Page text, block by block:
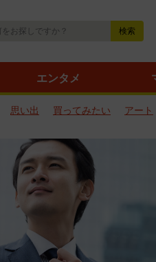
エンタメ
思い出 買ってみたい アート